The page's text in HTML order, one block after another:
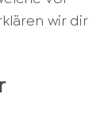
wir dir